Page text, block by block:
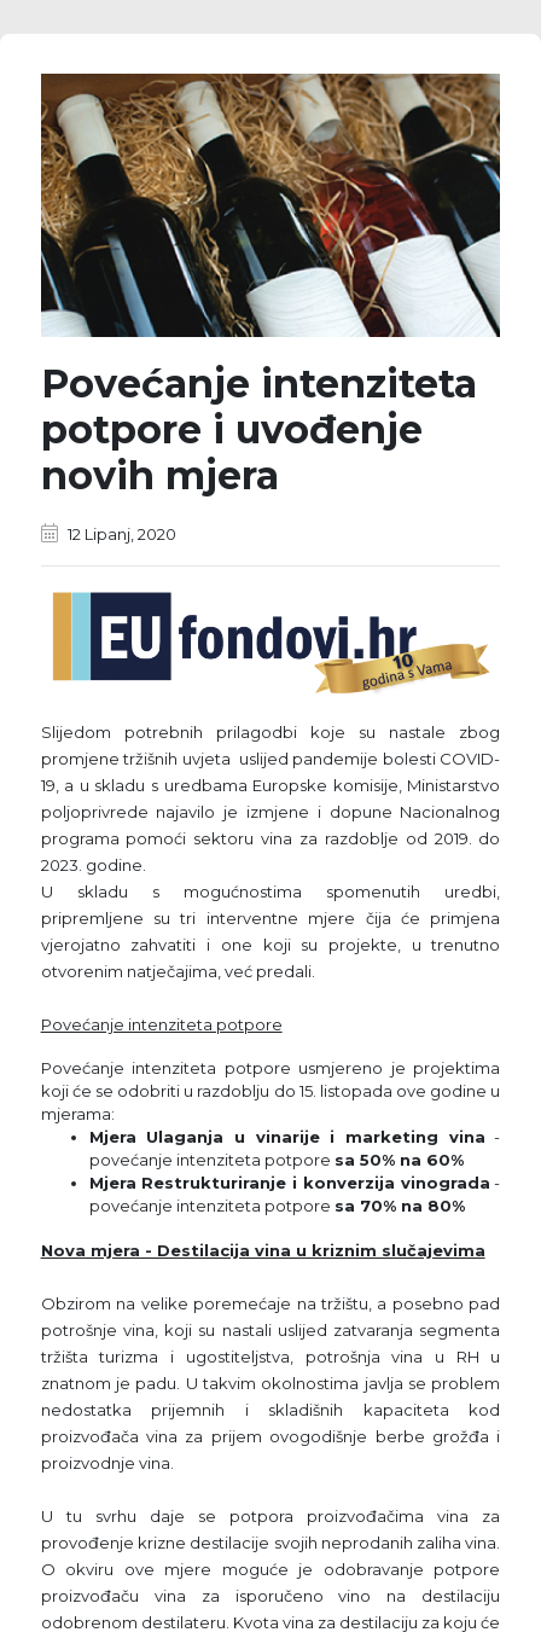
Povećanje intenziteta
potpore i uvođenje
novih mjera
12 Lipanj, 2020
Slijedom potrebnih prilagodbi koje su nastale zbog
promjene tržišnih uvjeta uslijed pandemije bolesti COVID-
19, a u skladu s uredbama Europske komisije, Ministarstvo
poljoprivrede najavilo je izmjene i dopune Nacionalnog
programa pomoći sektoru vina za razdoblje od 2019. do
2023. godine.
U skladu s mogućnostima spomenutih uredbi,
pripremljene su tri interventne mjere čija će primjena
vjerojatno zahvatiti i one koji su projekte, u trenutno
otvorenim natječajima, već predali.
Povećanje intenziteta potpore
Povećanje intenziteta potpore usmjereno je projektima
koji će se odobriti u razdoblju do 15. listopada ove godine u
mjerama:
Mjera Ulaganja u vinarije i marketing vina -
povećanje intenziteta potpore sa 50% na 60%
Mjera Restrukturiranje i konverzija vinograda -
povećanje intenziteta potpore sa 70% na 80%
Nova mjera - Destilacija vina u kriznim slučajevima
Obzirom na velike poremećaje na tržištu, a posebno pad
potrošnje vina, koji su nastali uslijed zatvaranja segmenta
tržišta turizma i ugostiteljstva, potrošnja vina u RH u
znatnom je padu. U takvim okolnostima javlja se problem
nedostatka prijemnih i skladišnih kapaciteta kod
proizvođača vina za prijem ovogodišnje berbe grožđa i
proizvodnje vina.
U tu svrhu daje se potpora proizvođačima vina za
provođenje krizne destilacije svojih neprodanih zaliha vina.
O okviru ove mjere moguće je odobravanje potpore
proizvođaču vina za isporučeno vino na destilaciju
odobrenom destilateru. Kvota vina za destilaciju za koju će